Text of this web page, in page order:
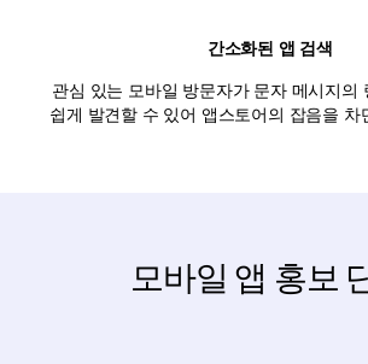
간소화된 앱 검색
관심 있는 모바일 방문자가 문자 메시지의
쉽게 발견할 수 있어 앱스토어의 잡음을 차
모바일 앱 홍보